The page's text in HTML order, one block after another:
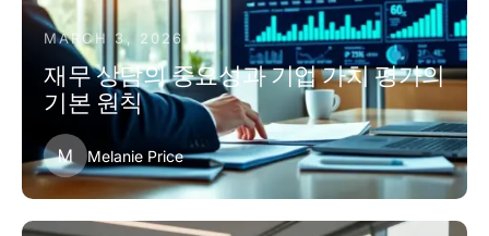
MARCH 3, 2026
재무 상담의 중요성과 기업 가치 평가의
기본 원칙
M Melanie Price